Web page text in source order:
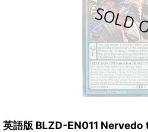
英語版 BLZD-EN011